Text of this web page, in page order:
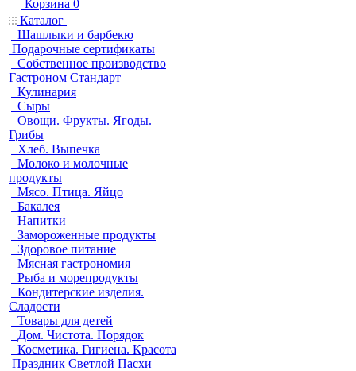
Корзина 0
Каталог
Шашлыки и барбекю
Подарочные сертификаты
Собственное производство
Гастроном Стандарт
Кулинария
Сыры
Овощи. Фрукты. Ягоды.
Грибы
Хлеб. Выпечка
Молоко и молочные
продукты
Мясо. Птица. Яйцо
Бакалея
Напитки
Замороженные продукты
Здоровое питание
Мясная гастрономия
Рыба и морепродукты
Кондитерские изделия.
Сладости
Товары для детей
Дом. Чистота. Порядок
Косметика. Гигиена. Красота
Праздник Светлой Пасхи